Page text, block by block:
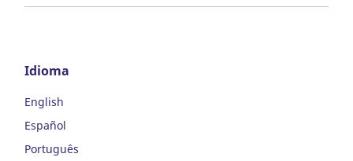
Idioma
English
Español
Português